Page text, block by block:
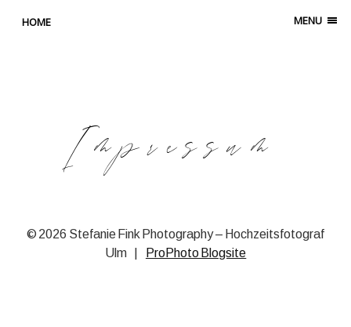
MENU
HOME
Impressum
© 2026 Stefanie Fink Photography – Hochzeitsfotograf
Ulm
ProPhoto Blogsite